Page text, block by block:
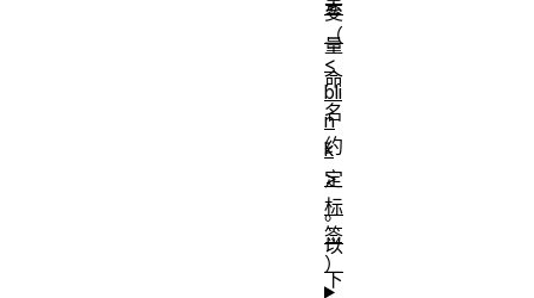
变
量
命
名
约
定
。
以
下
素
（
<
bli
n
k
>
标
签
）